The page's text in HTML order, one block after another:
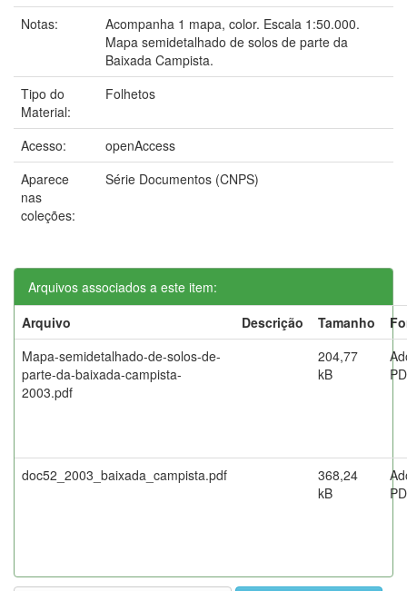
Notas:
Acompanha 1 mapa, color. Escala 1:50.000.
Mapa semidetalhado de solos de parte da
Baixada Campista.
Tipo do
Material:
Folhetos
Acesso:
openAccess
Aparece
nas
coleções:
Série Documentos (CNPS)
Arquivos associados a este item:
Arquivo
Descrição Tamanho
Mapa-semidetalhado-de-solos-de-
parte-da-baixada-campista-
2003.pdf
204,77
kB
doc52_2003_baixada_campista.pdf
368,24
kB